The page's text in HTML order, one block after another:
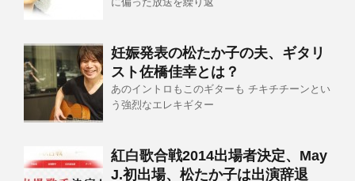
妊娠発表の松たか子の夫、ギタリ
スト佐橋佳幸とは？
あのイントロもこのギターも チキチチーンとい
う強烈なエレキギター
紅白歌合戦2014出場者決定、May
J.初出場、松たか子は出演辞退